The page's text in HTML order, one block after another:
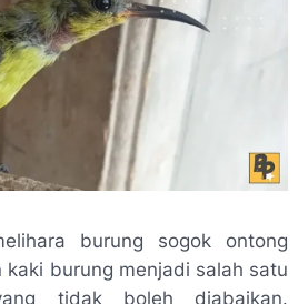
burung sogok ontong
kaki burung menjadi salah satu
tidak boleh diabaikan.